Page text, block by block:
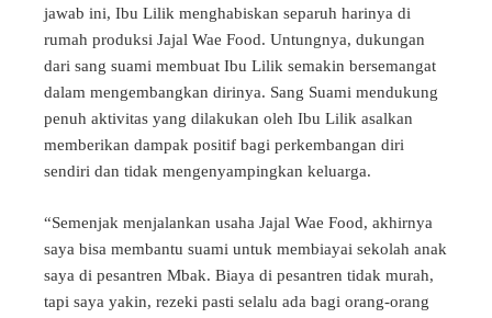
jawab ini, Ibu Lilik menghabiskan separuh harinya di
rumah produksi Jajal Wae Food. Untungnya, dukungan
dari sang suami membuat Ibu Lilik semakin bersemangat
dalam mengembangkan dirinya. Sang Suami mendukung
penuh aktivitas yang dilakukan oleh Ibu Lilik asalkan
memberikan dampak positif bagi perkembangan diri
sendiri dan tidak mengenyampingkan keluarga.
“Semenjak menjalankan usaha Jajal Wae Food, akhirnya
saya bisa membantu suami untuk membiayai sekolah anak
saya di pesantren Mbak. Biaya di pesantren tidak murah,
tapi saya yakin, rezeki pasti selalu ada bagi orang-orang